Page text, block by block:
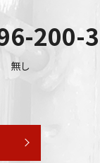
200-
無し